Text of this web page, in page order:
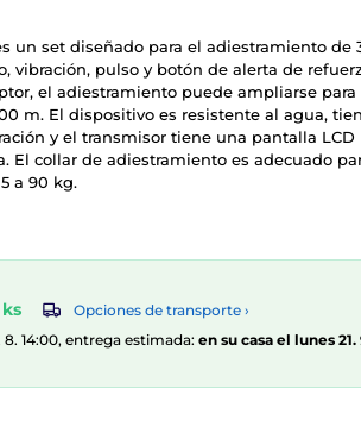
un set diseñado para el adiestramiento de
vibración, pulso y botón de alerta de
el adiestramiento puede ampliarse para
m. El dispositivo es resistente al agua,
y el transmisor tiene una pantalla LCD
El collar de adiestramiento es adecuado
a 90 kg.
Opciones de transporte ›
8. 14:00, entrega estimada: en su casa el lunes 21.